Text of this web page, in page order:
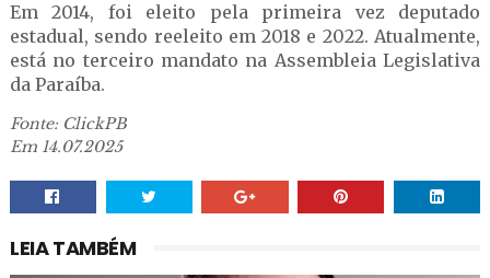
Em 2014, foi eleito pela primeira vez deputado
estadual, sendo reeleito em 2018 e 2022. Atualmente,
está no terceiro mandato na Assembleia Legislativa
da Paraíba.
Fonte: ClickPB
Em 14.07.2025
LEIA TAMBÉM